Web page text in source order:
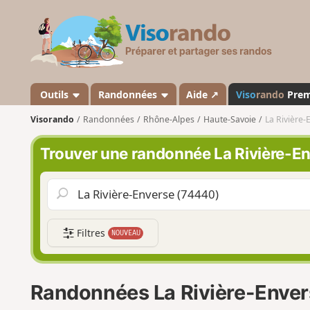
s
a
n
d
o
Outils Randonnées Aide ↗ Visorando
Visorando Randonnées Rhône-Alpes Haute-Savoie La Rivière-
Trouver une randonnée La Rivière-
Filtres NOUVEAU
Randonnées La Rivière-